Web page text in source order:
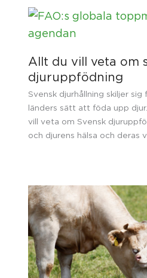
Allt du vill veta om
djuruppfödning
Svensk djurhållning skiljer sig
länders sätt att föda upp
vill veta om Svensk
och djurens hälsa och deras